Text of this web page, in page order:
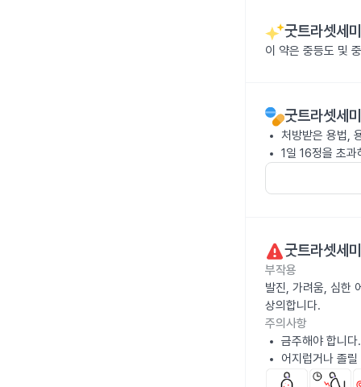
굿트라셋세
이 약은 중등도 및
굿트라셋세
처방받은 용법,
1일 16정을 초
굿트라셋세
부작용
발진, 가려움, 심한
상의합니다.
주의사항
금주해야 합니다.
어지럽거나 졸